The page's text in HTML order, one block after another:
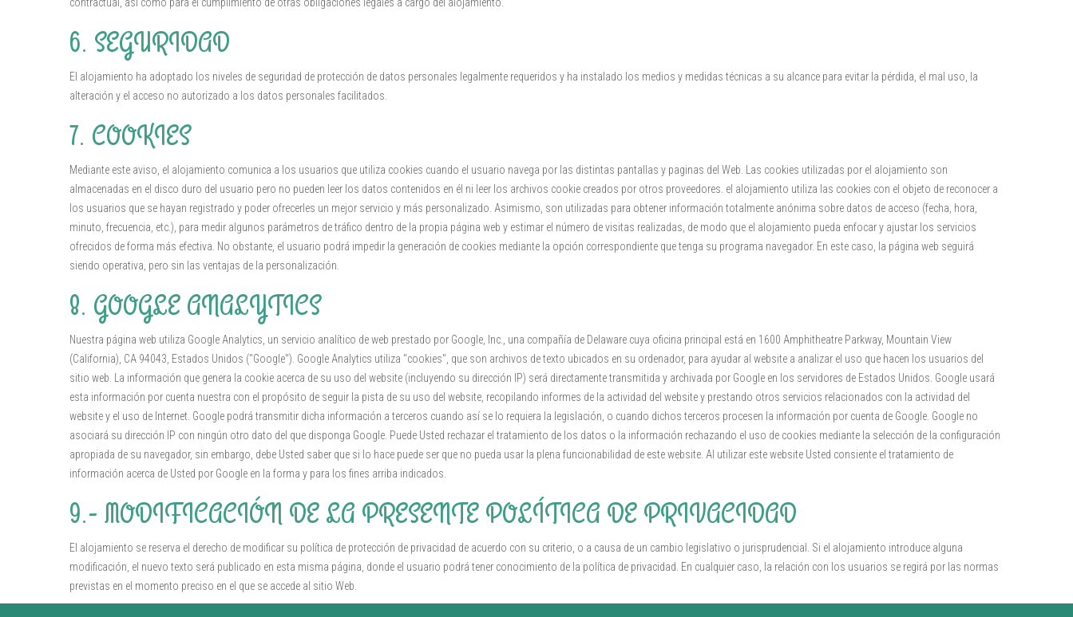
6. SEGURIDAD
El alojamiento ha adoptado los niveles de seguridad de protección de datos personales legalmente requeridos y ha instalado los medios y medidas técnicas a su alcance para evitar la pérdida, el mal uso, la
alteración y el acceso no autorizado a los datos personales facilitados.
7. COOKIES
Mediante este aviso, el alojamiento comunica a los usuarios que utiliza cookies cuando el usuario navega por las distintas pantallas y paginas del Web. Las cookies utilizadas por el alojamiento son
almacenadas en el disco duro del usuario pero no pueden leer los datos contenidos en él ni leer los archivos cookie creados por otros proveedores. el alojamiento utiliza las cookies con el objeto de reconocer a
los usuarios que se hayan registrado y poder ofrecerles un mejor servicio y más personalizado. Asimismo, son utilizadas para obtener información totalmente anónima sobre datos de acceso (fecha, hora,
minuto, frecuencia, etc.), para medir algunos parámetros de tráfico dentro de la propia página web y estimar el número de visitas realizadas, de modo que el alojamiento pueda enfocar y ajustar los servicios
ofrecidos de forma más efectiva. No obstante, el usuario podrá impedir la generación de cookies mediante la opción correspondiente que tenga su programa navegador. En este caso, la página web seguirá
siendo operativa, pero sin las ventajas de la personalización.
8. GOOGLE ANALYTICS
Nuestra página web utiliza Google Analytics, un servicio analítico de web prestado por Google, Inc., una compañía de Delaware cuya oficina principal está en 1600 Amphitheatre Parkway, Mountain View
(California), CA 94043, Estados Unidos ("Google"). Google Analytics utiliza "cookies", que son archivos de texto ubicados en su ordenador, para ayudar al website a analizar el uso que hacen los usuarios del
sitio web. La información que genera la cookie acerca de su uso del website (incluyendo su dirección IP) será directamente transmitida y archivada por Google en los servidores de Estados Unidos. Google usará
esta información por cuenta nuestra con el propósito de seguir la pista de su uso del website, recopilando informes de la actividad del website y prestando otros servicios relacionados con la actividad del
website y el uso de Internet. Google podrá transmitir dicha información a terceros cuando así se lo requiera la legislación, o cuando dichos terceros procesen la información por cuenta de Google. Google no
asociará su dirección IP con ningún otro dato del que disponga Google. Puede Usted rechazar el tratamiento de los datos o la información rechazando el uso de cookies mediante la selección de la configuración
apropiada de su navegador, sin embargo, debe Usted saber que si lo hace puede ser que no pueda usar la plena funcionabilidad de este website. Al utilizar este website Usted consiente el tratamiento de
información acerca de Usted por Google en la forma y para los fines arriba indicados.
9.- MODIFICACIÓN DE LA PRESENTE POLÍTICA DE PRIVACIDAD
El alojamiento se reserva el derecho de modificar su política de protección de privacidad de acuerdo con su criterio, o a causa de un cambio legislativo o jurisprudencial. Si el alojamiento introduce alguna
modificación, el nuevo texto será publicado en esta misma página, donde el usuario podrá tener conocimiento de la política de privacidad. En cualquier caso, la relación con los usuarios se regirá por las normas
previstas en el momento preciso en el que se accede al sitio Web.